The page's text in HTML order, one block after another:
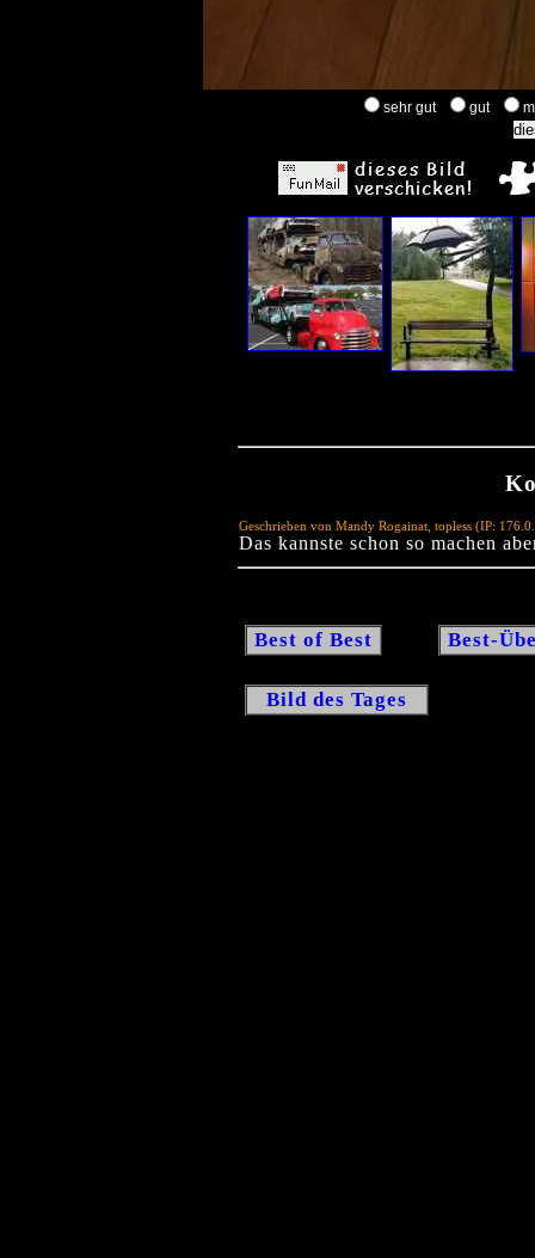
sehr gut gut
Geschrieben von Mandy Rogainat, topless (IP:
Das kannste schon so machen
Best of Best Best-
Bild des Tages